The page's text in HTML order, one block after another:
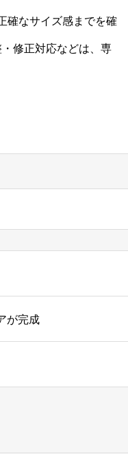
確なサイズ感までを確
修正対応などは、専
が完成